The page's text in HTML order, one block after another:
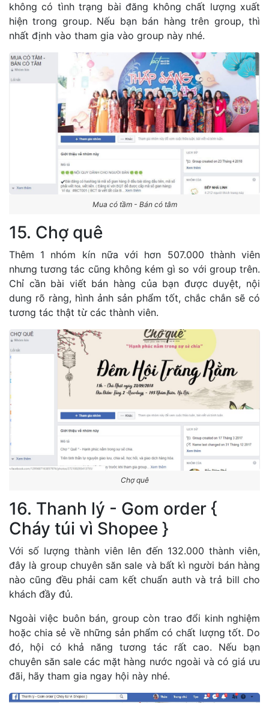
không có tình trạng bài đăng không chất lượng xuất
hiện trong group. Nếu bạn bán hàng trên group, thì
nhất định vào tham gia vào group này nhé.
Mua có tầm - Bán có tâm
15. Chợ quê
Thêm 1 nhóm kín nữa với hơn 507.000 thành viên
nhưng tương tác cũng không kém gì so với group trên.
Chỉ cần bài viết bán hàng của bạn được duyệt, nội
dung rõ ràng, hình ảnh sản phẩm tốt, chắc chắn sẽ có
tương tác thật từ các thành viên.
Chợ quê
16. Thanh lý - Gom order {
Cháy túi vì Shopee }
Với số lượng thành viên lên đến 132.000 thành viên,
đây là group chuyên săn sale và bất kì người bán hàng
nào cũng đều phải cam kết chuẩn auth và trả bill cho
khách đầy đủ.
Ngoài việc buôn bán, group còn trao đổi kinh nghiệm
hoặc chia sẻ về những sản phẩm có chất lượng tốt. Do
đó, hội có khả năng tương tác rất cao. Nếu bạn
chuyên săn sale các mặt hàng nước ngoài và có giá ưu
đãi, hãy tham gia ngay hội này nhé.